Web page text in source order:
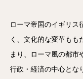
ローマ帝国のイギリス
く、文化的な変革もも
まり、ローマ風の都市
行政・経済の中心とな